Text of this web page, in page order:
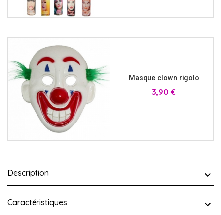
Masque clown rigolo
Prix
3,90 €
Description
Caractéristiques